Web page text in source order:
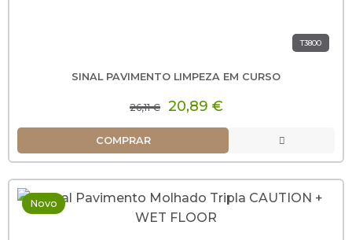
T3800
SINAL PAVIMENTO LIMPEZA EM CURSO
26,11 € 20,89 €
COMPRAR
Novo